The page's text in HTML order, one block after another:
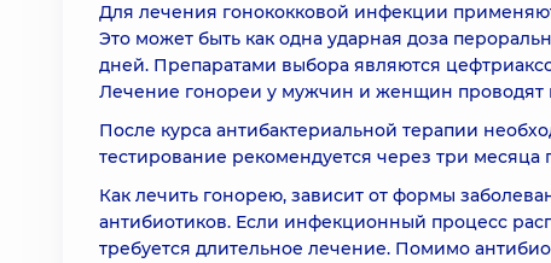
Для лечения гонококковой инфекции
Это может быть как одна ударная доза
дней. Препаратами выбора являются
Лечение гонореи у мужчин и женщин проводят
После курса антибактериальной терапии
тестирование рекомендуется через три месяца
Как лечить гонорею, зависит от формы
антибиотиков. Если инфекционный процесс
требуется длительное лечение. Помимо